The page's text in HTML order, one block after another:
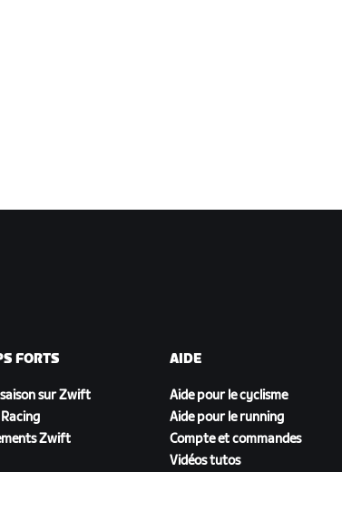
FORTS
sur Zwift
Zwift
AIDE
Aide pour le cyclisme
Aide pour le running
Compte et commandes
Vidéos tutos